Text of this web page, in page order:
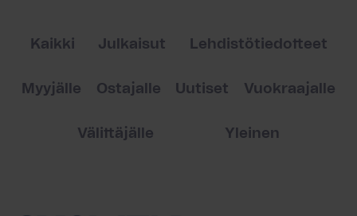
Kaikki Julkaisut Lehdistötiedotteet
Myyjälle Ostajalle Uutiset Vuokraajalle
Välittäjälle Yleinen